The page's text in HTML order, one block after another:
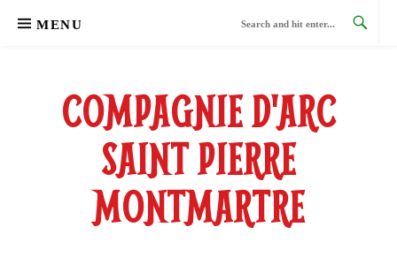
MENU
COMPAGNIE D'ARC
SAINT PIERRE
MONTMARTRE